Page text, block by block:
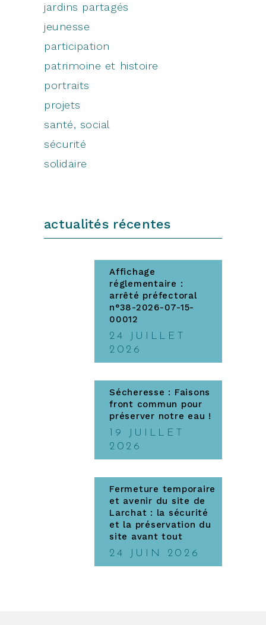
jardins partagés
jeunesse
participation
patrimoine et histoire
portraits
projets
santé, social
sécurité
solidaire
actualités récentes
Affichage
réglementaire :
arrêté préfectoral
n°38-2026-07-15-
00012
24 JUILLET
2026
Sécheresse : Faisons
front commun pour
préserver notre eau !
19 JUILLET
2026
Fermeture temporaire
et avenir du site de
Larchat : la sécurité
et la préservation du
site avant tout
24 JUIN 2026